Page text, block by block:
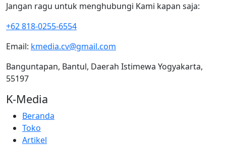
Jangan ragu untuk menghubungi Kami kapan saja:
+62 818-0255-6554
Email: kmedia.cv@gmail.com
Banguntapan, Bantul, Daerah Istimewa Yogyakarta,
55197
K-Media
Beranda
Toko
Artikel